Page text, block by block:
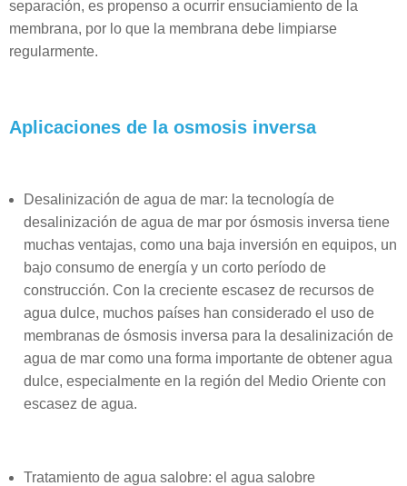
separación, es propenso a ocurrir ensuciamiento de la
membrana, por lo que la membrana debe limpiarse
regularmente.
Aplicaciones de la osmosis inversa
Desalinización de agua de mar: la tecnología de
desalinización de agua de mar por ósmosis inversa tiene
muchas ventajas, como una baja inversión en equipos, un
bajo consumo de energía y un corto período de
construcción. Con la creciente escasez de recursos de
agua dulce, muchos países han considerado el uso de
membranas de ósmosis inversa para la desalinización de
agua de mar como una forma importante de obtener agua
dulce, especialmente en la región del Medio Oriente con
escasez de agua.
Tratamiento de agua salobre: el agua salobre